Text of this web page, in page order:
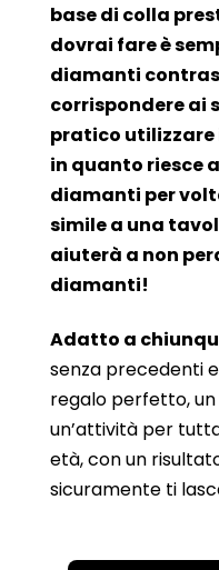
base di colla
dovrai fare è
diamanti
corrispondere ai
pratico utilizzare
in quanto riesce
diamanti per
simile a una
aiuterà a non
diamanti!
Adatto a
senza precedenti
regalo perfetto,
un’attività per
età, con un
sicuramente ti